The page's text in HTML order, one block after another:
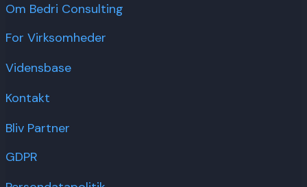
Om Bedri Consulting
For Virksomheder
Vidensbase
Kontakt
Bliv Partner
GDPR